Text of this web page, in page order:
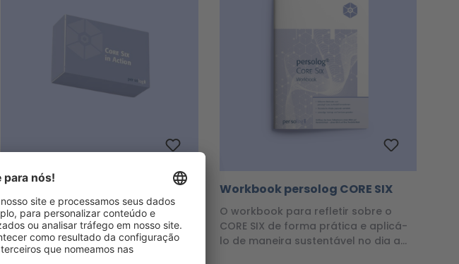
CORE SIX em ação
O jogo em grupo para compreender
o CORE SIX de forma lúdica e
interativa.
Workbook persolog CORE SIX
O workbook para refletir sobre o
CORE SIX de forma prática e aplicá-
lo de maneira sustentável no dia a